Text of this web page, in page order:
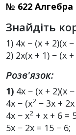
№ 622 Алгебра
Знайдіть
1) 4x − (x + 2)(x
2) 2x(x + 1) − (x
Розв'язок:
1) 4x − (x + 2)(x
4x − (x2 − 3x +
4x − x2 + x + 6 =
5x − 2x = 15 − 6;